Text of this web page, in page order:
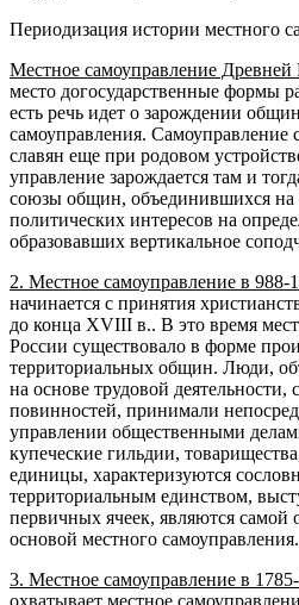
Периодизация истории местного
Местное самоуправление Древней
место догосударственные формы
есть речь идет о зарождении
самоуправления. Самоуправление
славян еще при родовом
управление зарождается там и
союзы общин, объединившихся на
политических интересов на
образовавших вертикальное
2. Местное самоуправление в 988-
начинается с приня­тия
до конца XVIII в.. В это время
России су­ществовало в форме
территори­альных общин. Люди,
на основе трудовой деятельности,
повинностей, принимали
управлении общественными
купеческие гильдии,
единицы, характеризуются
территориальным единством,
первичных ячеек, являются самой
основой местного самоуправления.
3. Местное само­управление в 1785-
охватывает местное